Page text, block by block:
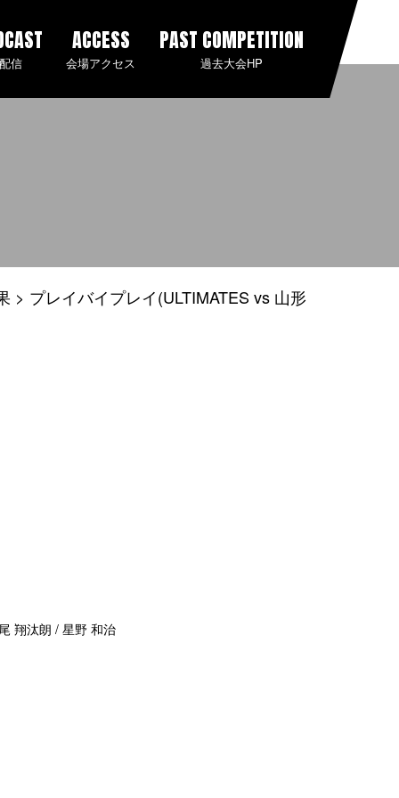
信
ACCESS
会場アクセス
PAST COMPETITION
過去大会HP
プレイバイプレイ(ULTIMATES vs 山形
翔汰朗 / 星野 和治